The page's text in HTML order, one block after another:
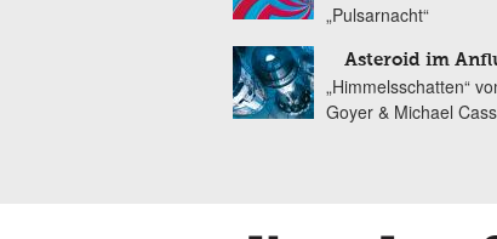
„Pulsarnacht“
Asteroid im
„Himmelsschatten“
Goyer & Michael